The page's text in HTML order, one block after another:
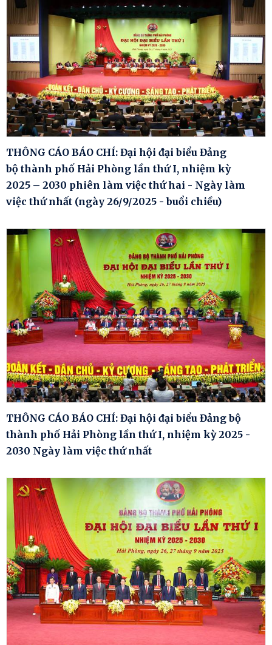
THÔNG CÁO BÁO CHÍ: Đại hội đại biểu Đảng
bộ thành phố Hải Phòng lần thứ I, nhiệm kỳ
2025 – 2030 phiên làm việc thứ hai - Ngày làm
việc thứ nhất (ngày 26/9/2025 - buổi chiều)
THÔNG CÁO BÁO CHÍ: Đại hội đại biểu Đảng bộ
thành phố Hải Phòng lần thứ I, nhiệm kỳ 2025 -
2030 Ngày làm việc thứ nhất